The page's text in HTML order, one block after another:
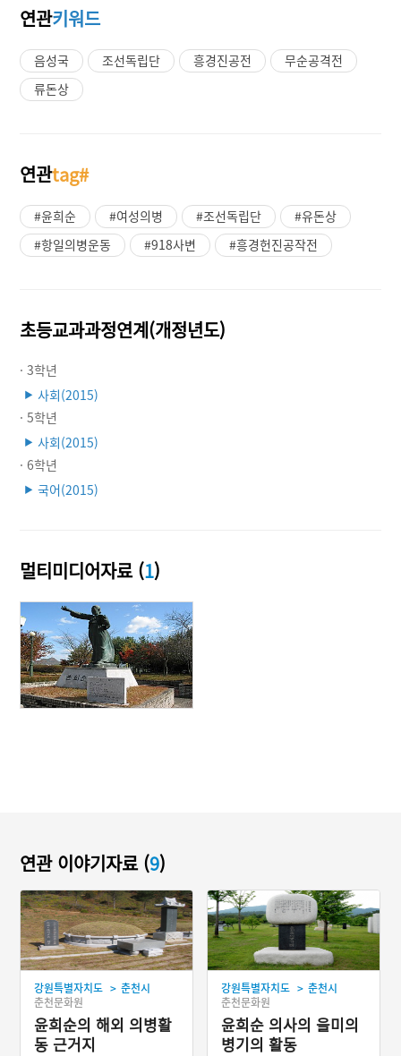
연관키워드
음성국 조선독립단 흥경진공전
무순공격전
류돈상
연관tag#
#윤희순 #여성의병 #조선독립단
#유돈상
#항일의병운동
#918사변 #흥경헌진공작전
초등교과과정연계(개정년도)
· 3학년
▶ 사회(2015)
· 5학년
▶ 사회(2015)
· 6학년
▶ 국어(2015)
멀티미디어자료 (1)
연관 이야기자료 (9)
강원특별자치도 > 춘천시
춘천문화원
윤희순의 해외 의병활
동 근거지
강원특별자치도 > 춘천시
춘천문화원
윤희순 의사의 을미의
병기의 활동